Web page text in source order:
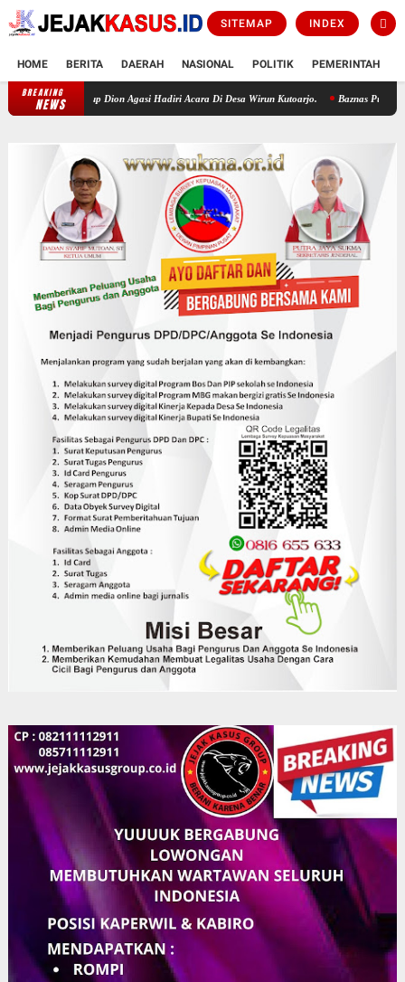
SITEMAP INDEX
HOME BERITA DAERAH NASIONAL POLITIK PEMERINTAH
BREAKING
NEWS Wirun Bersholawat Buka Rangkaian HUT RI KE-81, Wabup Dion Agasi